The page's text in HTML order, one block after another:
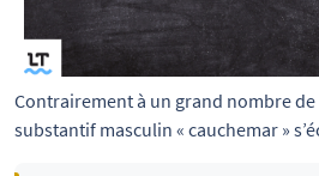
Contrairement à un grand nombre
substantif masculin « cauchemar »